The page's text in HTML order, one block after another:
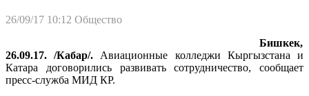
26/09/17 10:12 Общество
Бишкек,
26.09.17. /Кабар/. Авиационные колледжи Кыргызстана и
Катара договорились развивать сотрудничество, сообщает
пресс-служба МИД КР.